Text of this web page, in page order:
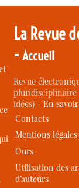
La Revue
-Accueil
Revue
idées) -En
Contacts
Mentions légales
Ours
Utilisation des
d’auteurs